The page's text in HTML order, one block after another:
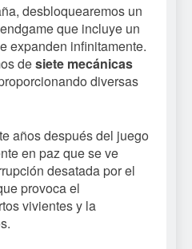
desbloquearemos un
que incluye un
expanden infinitamente.
desiete mecánicas
diversas
años después del juego
en paz que se ve
desatada por el
provoca el
vivientes y la